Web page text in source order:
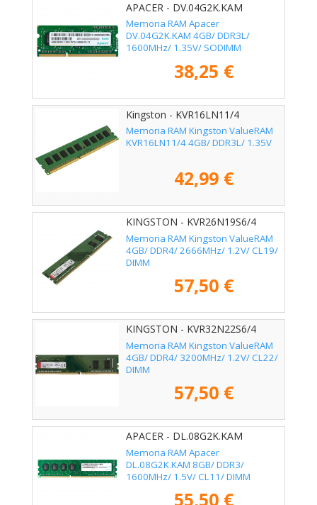
APACER - DV.04G2K.KAM
Memoria RAM Apacer
DV.04G2K.KAM 4GB/ DDR3L/
1600MHz/ 1.35V/ SODIMM
38,25 €
Kingston - KVR16LN11/4
Memoria RAM Kingston ValueRAM
KVR16LN11/4 4GB/ DDR3L/ 1.35V
42,99 €
KINGSTON - KVR26N19S6/4
Memoria RAM Kingston ValueRAM
4GB/ DDR4/ 2666MHz/ 1.2V/ CL19/
DIMM
57,50 €
KINGSTON - KVR32N22S6/4
Memoria RAM Kingston ValueRAM
4GB/ DDR4/ 3200MHz/ 1.2V/ CL22/
DIMM
57,50 €
APACER - DL.08G2K.KAM
Memoria RAM Apacer
DL.08G2K.KAM 8GB/ DDR3/
1600MHz/ 1.5V/ CL11/ DIMM
55,50 €